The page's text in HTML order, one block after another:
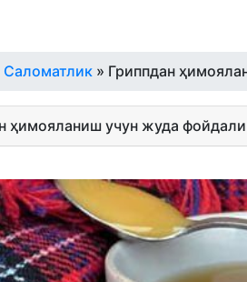
Саломатлик » Гриппдан
ҳимояланиш учун жуда